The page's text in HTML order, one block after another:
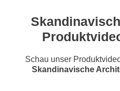
Schau unser
Skandinavische